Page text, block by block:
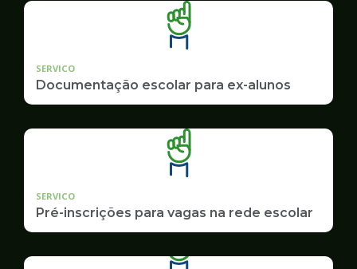
SERVICO
Documentação escolar para ex-alunos
SERVICO
Pré-inscrições para vagas na rede escolar